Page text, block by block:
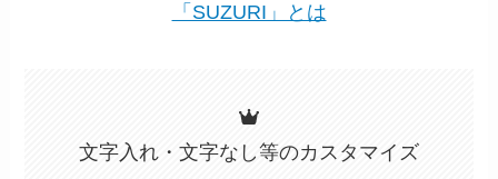
「SUZURI」とは
文字入れ・文字なし等のカスタマイズ